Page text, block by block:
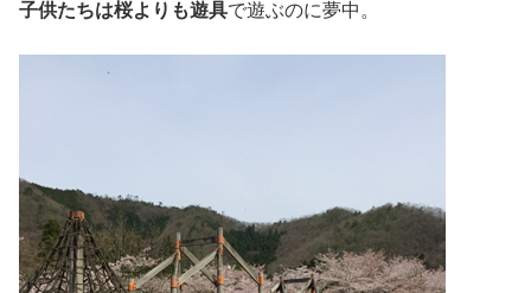
子供たちは桜よりも遊具で遊ぶのに夢中。